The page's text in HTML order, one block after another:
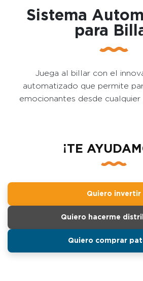
Sistema
para
Juega al billar con el
automatizado que permite
emocionantes desde
¡TE
Quiero invertir
Quiero hacerme
Quiero comprar